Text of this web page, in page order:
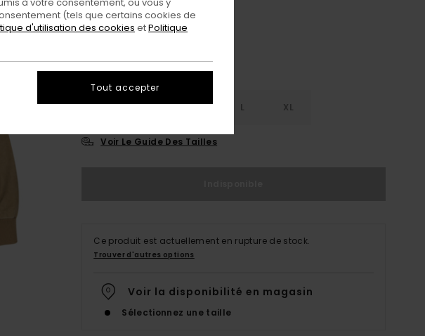
XS S M L XL
Voir Le Guide Des Tailles
Ce produit est actuellement en rupture de stock.
Trouver d'autres options
Voir la disponibilité en magasin
Sélectionnez une taille
(tels que certains cookies de
d'utilisation des cookies etPolitique
Tout accepter